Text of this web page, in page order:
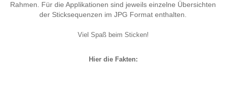
Rahmen. Für die Applikationen sind jeweils einzelne Übersichten
der Sticksequenzen im JPG Format enthalten.
Viel Spaß beim Sticken!
Hier die Fakten: